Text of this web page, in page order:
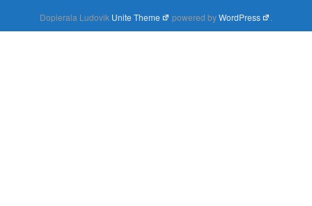
Dopierala Ludovik Unite Theme powered byWordPress .